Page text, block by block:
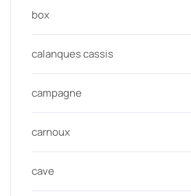
box
calanques cassis
campagne
carnoux
cave